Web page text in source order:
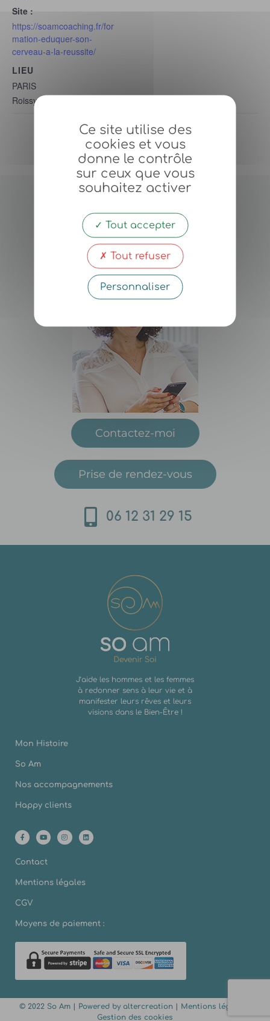
Site :
https://soamcoaching.fr/for
mation-eduquer-son-
cerveau-a-la-reussite/
LIEU
PARIS
Roissy en France
INTELLIGENCE
ÉMOTIONNELLE
ÉDUQUER SON CERVEAU AU
BONHEUR – 15 octobre 2022
NadiaChabane
Coach-Thérapeute
Contactez-moi
Prise de rendez-vous
06 12 31 29 15
J’aide les hommes et les femmes
à redonner sens à leur vie et à
manifester leurs rêves et leurs
visions dans le Bien-Être !
Mon Histoire
So Am
Nos accompagnements
Happy clients
Contact
Mentions légales
CGV
Moyens de paiement :
© 2022 So Am | Powered by altercreation| Mentions légales
Gestion des cookies
Ce site utilise des
cookies et vous
donne le contrôle
sur ceux que vous
souhaitez activer
Tout accepter
Tout refuser
Personnaliser